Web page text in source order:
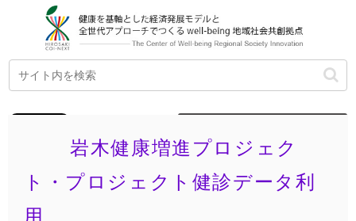
岩木健康増進プロジェク
ト・プロジェクト健診データ利
用